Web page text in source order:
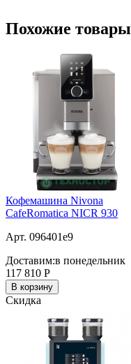
Похожие товары
Кофемашина Nivona
CafeRomatica NICR 930
Арт. 096401e9
Доставим:в понедельник
117 810 Р
В корзину
Скидка